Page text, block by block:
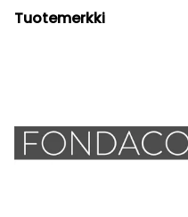
Tuotemerkki